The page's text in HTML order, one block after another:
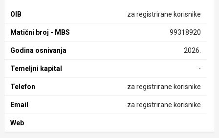
OIB za registrirane korisnike
Matični broj - MBS 99318920
Godina osnivanja 2026.
Temeljni kapital -
Telefon za registrirane korisnike
Email za registrirane korisnike
Web